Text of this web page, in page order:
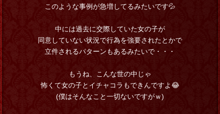
このような事例が急増してるみたいです💦
中には過去に交際していた女の子が
同意していない状況で行為を強要されたとかで
立件されるパターンもあるみたいで・・・
もうね、こんな世の中じゃ
怖くて女の子とイチャコラもできんですよ😂
(僕はそんなこと一切ないですがｗ)